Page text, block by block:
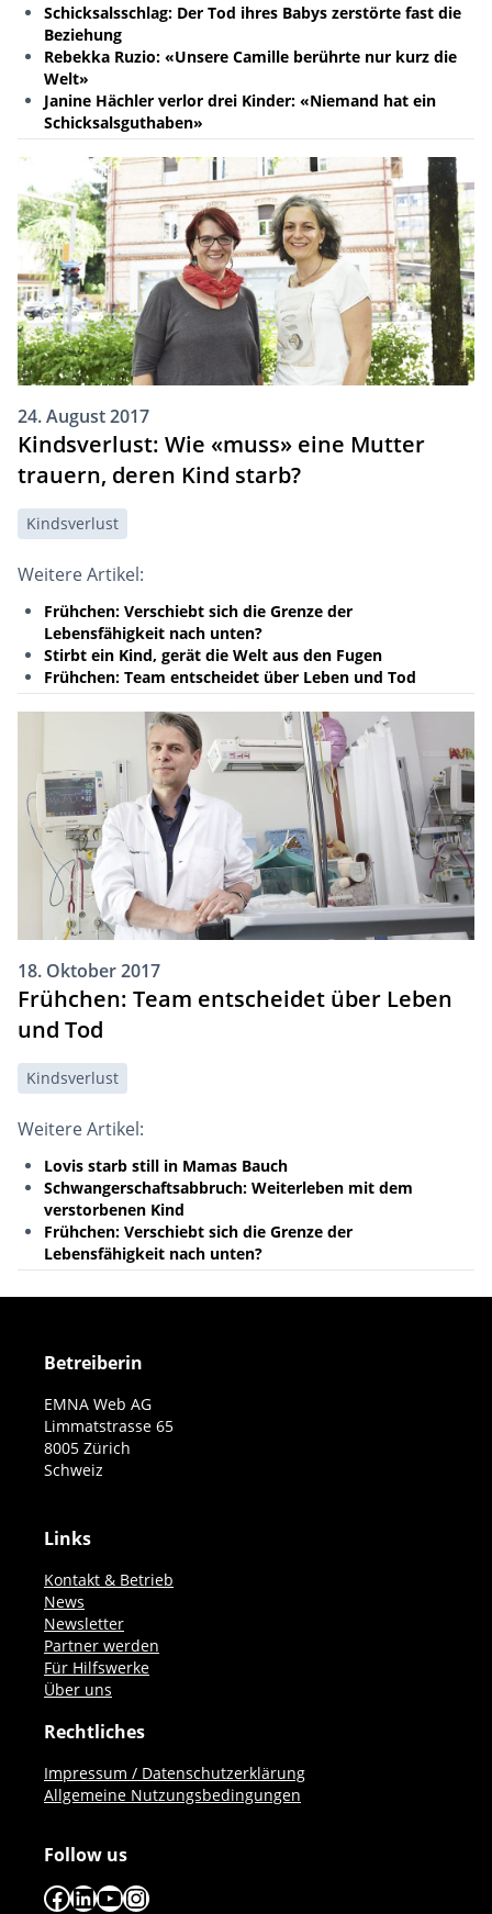
Schicksalsschlag: Der Tod ihres Babys zerstörte fast die
Beziehung
Rebekka Ruzio: «Unsere Camille berührte nur kurz die
Welt»
Janine Hächler verlor drei Kinder: «Niemand hat ein
Schicksalsguthaben»
24. August 2017
Kindsverlust: Wie «muss» eine Mutter
trauern, deren Kind starb?
Kindsverlust
Weitere Artikel:
Frühchen: Verschiebt sich die Grenze der
Lebensfähigkeit nach unten?
Stirbt ein Kind, gerät die Welt aus den Fugen
Frühchen: Team entscheidet über Leben und Tod
18. Oktober 2017
Frühchen: Team entscheidet über Leben
und Tod
Kindsverlust
Weitere Artikel:
Lovis starb still in Mamas Bauch
Schwangerschaftsabbruch: Weiterleben mit dem
verstorbenen Kind
Frühchen: Verschiebt sich die Grenze der
Lebensfähigkeit nach unten?
Betreiberin
EMNA Web AG
Limmatstrasse 65
8005 Zürich
Schweiz
Links
Kontakt & Betrieb
News
Newsletter
Partner werden
Für Hilfswerke
Über uns
Rechtliches
Impressum / Datenschutzerklärung
Allgemeine Nutzungsbedingungen
Follow us
Facebook
LinkedIn
YouTube
Instagram